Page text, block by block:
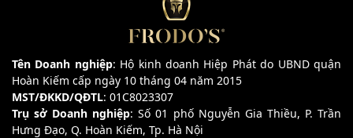
Tên Doanh nghiệp: Hộ kinh doanh Hiệp Phát do UBND quận
Hoàn Kiếm cấp ngày 10 tháng 04 năm 2015
MST/ĐKKD/QĐTL: 01C8023307
Trụ sở Doanh nghiệp: Số 01 phố Nguyễn Gia Thiều, P. Trần
Hưng Đạo, Q. Hoàn Kiếm, Tp. Hà Nội